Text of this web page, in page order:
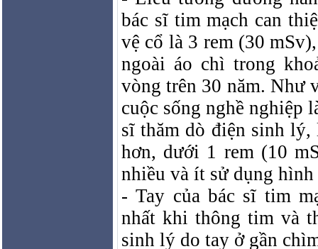
bác sĩ tim mạch can
vệ cổ là 3 rem (30
ngoài áo chì trong
vòng trên 30 năm. Như
cuộc sống nghề nghiệp
sĩ thăm dò điện sinh lý,
hơn, dưới 1 rem (10
nhiều và ít sử dụng hình
-Tay của bác sĩ tim
nhất khi thông tim và
sinh lý do tay ở gần